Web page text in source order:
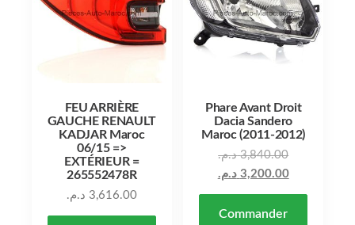
FEU ARRIÈRE
GAUCHE RENAULT
KADJAR Maroc
06/15 =>
EXTÉRIEUR =
265552478R
3,616.00 د.م.
Phare Avant Droit
Dacia Sandero
Maroc (2011-2012)
3,840.00 د.م.
3,200.00 د.م.
Commander